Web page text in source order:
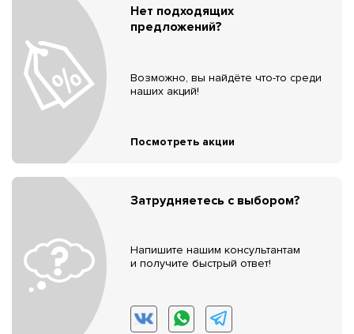
Нет подходящих
предложений?
Возможно, вы найдёте что-то среди
наших акций!
Посмотреть акции
Затрудняетесь с выбором?
Напишите нашим консультантам
и получите быстрый ответ!